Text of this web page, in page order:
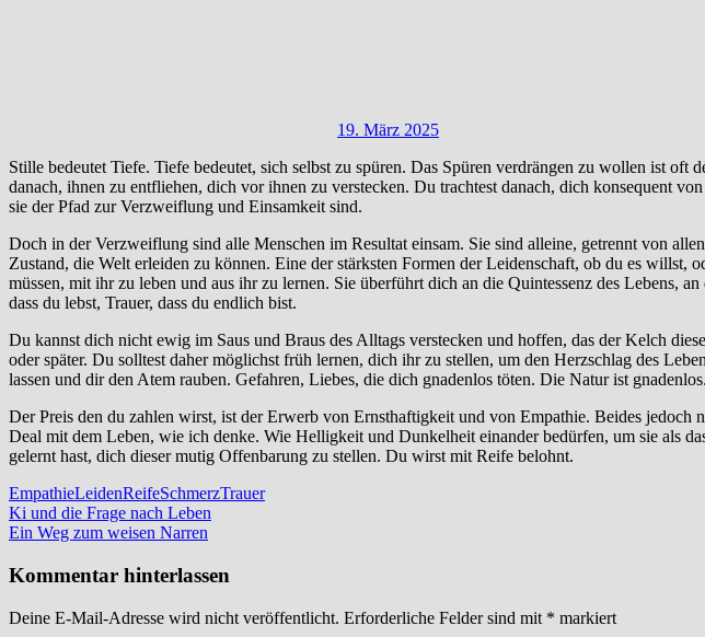
19. März 2025
Stille bedeutet Tiefe. Tiefe bedeutet, sich selbst zu spüren. Das Spüren verdrängen zu wollen ist
danach, ihnen zu entfliehen, dich vor ihnen zu verstecken. Du trachtest danach, dich konsequent
sie der Pfad zur Verzweiflung und Einsamkeit sind.
Doch in der Verzweiflung sind alle Menschen im Resultat einsam. Sie sind alleine, getrennt von
Zustand, die Welt erleiden zu können. Eine der stärksten Formen der Leidenschaft, ob du es
müssen, mit ihr zu leben und aus ihr zu lernen. Sie überführt dich an die Quintessenz des Lebens,
dass du lebst, Trauer, dass du endlich bist.
Du kannst dich nicht ewig im Saus und Braus des Alltags verstecken und hoffen, das der Kelch
oder später. Du solltest daher möglichst früh lernen, dich ihr zu stellen, um den Herzschlag des
lassen und dir den Atem rauben. Gefahren, Liebes, die dich gnadenlos töten. Die Natur ist gnadenlos.
Der Preis den du zahlen wirst, ist der Erwerb von Ernsthaftigkeit und von Empathie. Beides
Deal mit dem Leben, wie ich denke. Wie Helligkeit und Dunkelheit einander bedürfen, um sie als
gelernt hast, dich dieser mutig Offenbarung zu stellen. Du wirst mit Reife belohnt.
EmpathieLeidenReifeSchmerzTrauer
Beitragsnavigation
Vorheriger
Beitrag:
Ki und die Frage nach Leben
Nächster
Ein Weg zum weisen Narren
Kommentar hinterlassen
Deine E-Mail-Adresse wird nicht veröffentlicht. Erforderliche Felder sind mit * markiert